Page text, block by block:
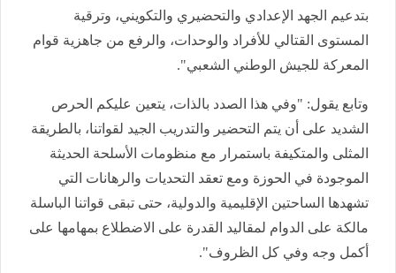
بتدعيم الجهد الإعدادي والتحضيري والتكويني، وترقية
المستوى القتالي للأفراد والوحدات، والرفع من جاهزية قوام
المعركة للجيش الوطني الشعبي".
وتابع يقول: "وفي هذا الصدد بالذات، يتعين عليكم الحرص
الشديد على أن يتم التحضير والتدريب الجيد لقواتنا، بالطريقة
المثلى والمتكيفة باستمرار مع منظومات الأسلحة الحديثة
الموجودة في الحوزة ومع تعقد التحديات والرهانات التي
تشهدها الساحتين الإقليمية والدولية، حتى تبقى قواتنا الباسلة
مالكة على الدوام لمقاليد القدرة على الاضطلاع بمهامها على
أكمل وجه وفي كل الظروف".